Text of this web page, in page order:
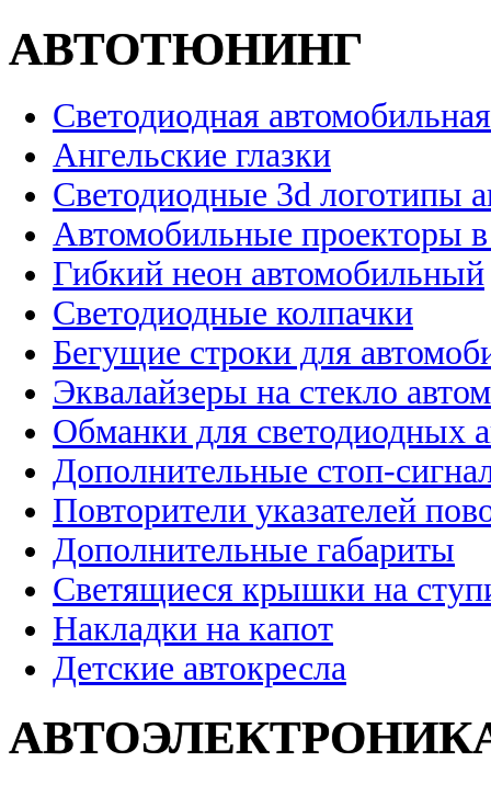
АВТОТЮНИНГ
Светодиодная
Ангельские глазки
Светодиодные 3d логотипы
Автомобильные проекторы
Гибкий неон автомобильный
Светодиодные колпачки
Бегущие строки для
Эквалайзеры на стекло
Обманки для светодиодных
Дополнительные стоп-
Повторители указателей
Дополнительные габариты
Светящиеся крышки на
Накладки на капот
Детские автокресла